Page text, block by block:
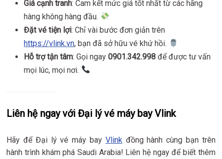
Giá cạnh tranh: Cam kết mức giá tốt nhất từ các hãng
hàng không hàng đầu.
Đặt vé tiện lợi: Chỉ vài bước đơn giản trên
https://vlink.vn, bạn đã sở hữu vé khứ hồi.
Hỗ trợ tận tâm: Gọi ngay0901.342.998 để được tư vấn
mọi lúc, mọi nơi.
Liên hệ ngay với Đại lý vé máy bay Vlink
Hãy để Đại lý vé máy bay Vlink đồng hành cùng bạn trên
hành trình khám phá Saudi Arabia! Liên hệ ngay để biết thêm